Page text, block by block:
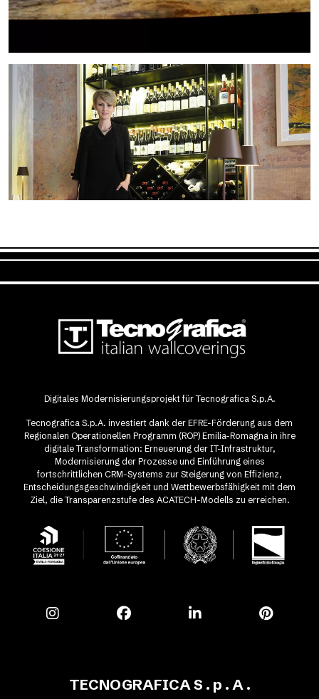
Digitales Modernisierungsprojekt für Tecnografica S.p.A.
Tecnografica S.p.A. investiert dank der EFRE-Förderung aus dem
Regionalen Operationellen Programm (ROP) Emilia-Romagna in ihre
digitale Transformation: Erneuerung der IT-Infrastruktur,
Modernisierung der Prozesse und Einführung eines
fortschrittlichen CRM-Systems zur Steigerung von Effizienz,
Entscheidungsgeschwindigkeit und Wettbewerbsfähigkeit mit dem
Ziel, die Transparenzstufe des ACATECH-Modells zu erreichen.
TECNOGRAFICA S . p . A .